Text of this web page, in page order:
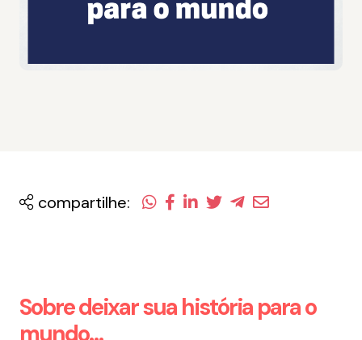
compartilhe:
Sobre deixar sua história para o
mundo…